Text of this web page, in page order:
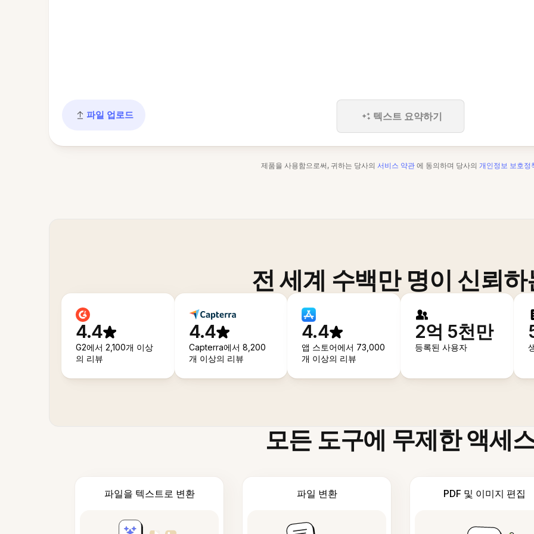
파일 업로드 텍스트 요약하기
제품을 사용함으로써, 귀하는 당사의 서비스 약관 에 동의하며 당사의 개인정보 보호정
전 세계 수백만 명이 신뢰하
4.4
G2에서 2,100개 이상
의 리뷰
4.4
Capterra에서 8,200
개 이상의 리뷰
4.4
앱 스토어에서 73,000
개 이상의 리뷰
2억 5천만
등록된 사용자
모든 도구에 무제한 액세
파일을 텍스트로 변환 파일 변환 PDF 및 이미지 편집